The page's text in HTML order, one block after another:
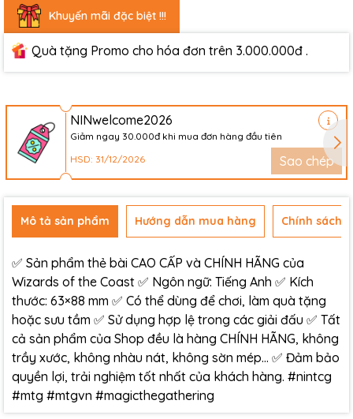
Khuyến mãi đặc biệt !!!
Quà tặng Promo cho hóa đơn trên 3.000.000đ .
NINwelcome2026
Giảm ngay 30.000đ khi mua đơn hàng đầu tiên
HSD: 31/12/2026
Sao chép
Mô tả sản phẩm Hướng dẫn mua hàng Chính sách
✅ Sản phẩm thẻ bài CAO CẤP và CHÍNH HÃNG của
Wizards of the Coast ✅ Ngôn ngữ: Tiếng Anh ✅ Kích
thước: 63×88 mm ✅ Có thể dùng để chơi, làm quà tặng
hoặc sưu tầm ✅ Sử dụng hợp lệ trong các giải đấu ✅ Tất
cả sản phẩm của Shop đều là hàng CHÍNH HÃNG, không
trầy xước, không nhàu nát, không sờn mép… ✅ Đảm bảo
quyền lợi, trải nghiệm tốt nhất của khách hàng. #nintcg
#mtg #mtgvn #magicthegathering